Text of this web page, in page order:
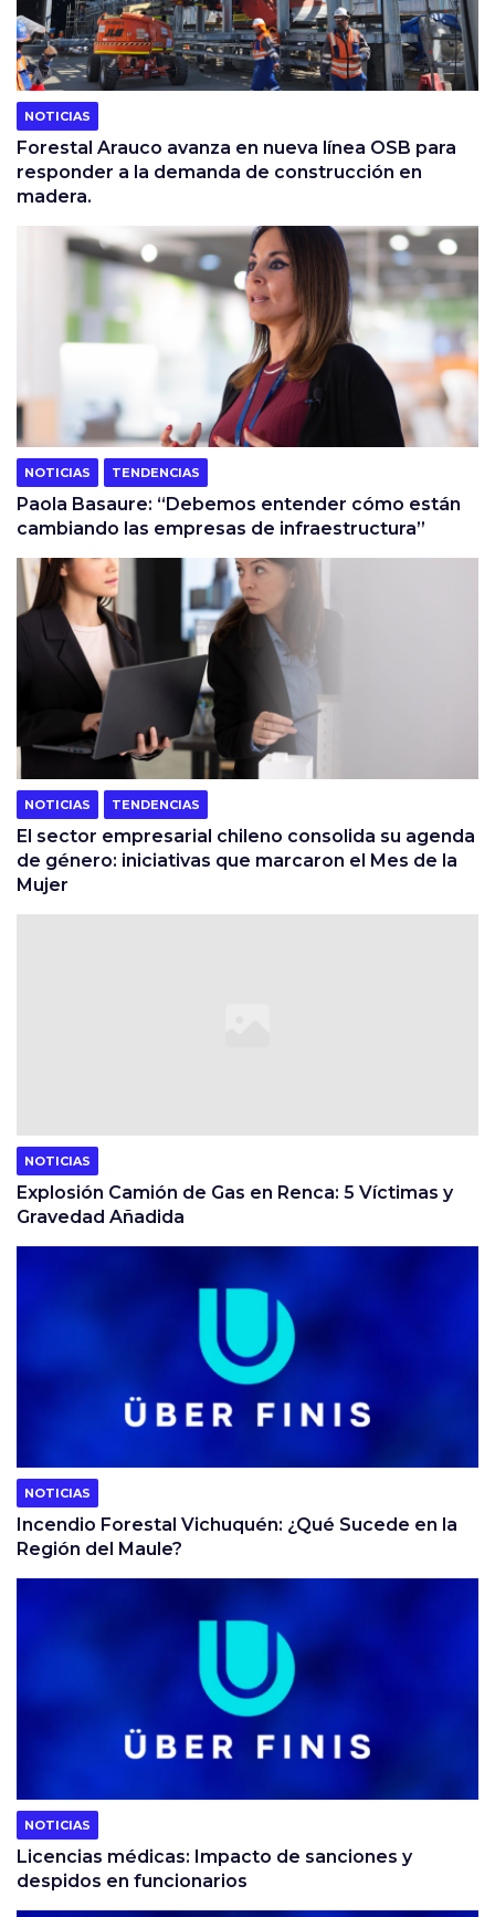
NOTICIAS
Forestal Arauco avanza en nueva línea OSB para
responder a la demanda de construcción en
madera.
NOTICIAS TENDENCIAS
Paola Basaure: “Debemos entender cómo están
cambiando las empresas de infraestructura”
NOTICIAS TENDENCIAS
El sector empresarial chileno consolida su agenda
de género: iniciativas que marcaron el Mes de la
Mujer
NOTICIAS
Explosión Camión de Gas en Renca: 5 Víctimas y
Gravedad Añadida
NOTICIAS
Incendio Forestal Vichuquén: ¿Qué Sucede en la
Región del Maule?
NOTICIAS
Licencias médicas: Impacto de sanciones y
despidos en funcionarios